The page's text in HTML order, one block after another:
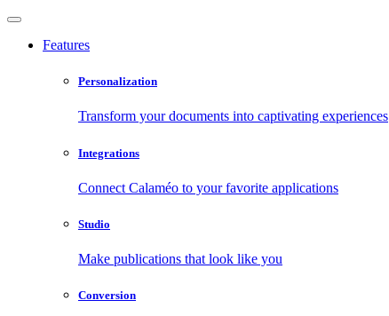
Features
Personalization
Transform your documents into captivating experiences
Integrations
Connect Calaméo to your favorite applications
Studio
Make publications that look like you
Conversion